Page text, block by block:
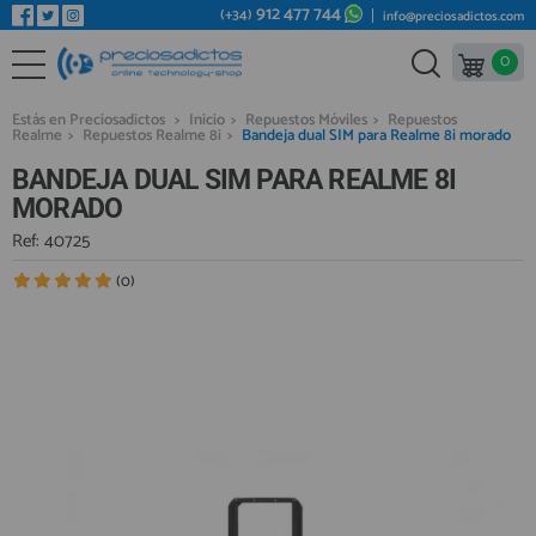
REPUESTOS MÓVILES
REPUESTOS TABLET
REPUESTOS RELOJES INTELIGENTES
REPUESTOS VIDEOCONSOLAS
REPUESTOS MACBOOK
REPUESTOS OTROS DISPOSITIVOS
MÓVILES REACONDICIONADOS
Bienvenid@ otra vez
YA SOY CLIENTE
Recordarme
¿ERES NUEVO?
(+34) 912 477 744 info@preciosadictos.com
0
Estás en Preciosadictos > Inicio > Repuestos Móviles > Repuestos
Realme > Repuestos Realme 8i > Bandeja dual SIM para Realme 8i morado
BANDEJA DUAL SIM PARA REALME 8I
MORADO
Ref: 40725
(0)